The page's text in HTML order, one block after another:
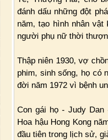
đánh dấu những đột
năm, tạo hình nhân
người phụ nữ thời
Thập niên 1930, vợ
phim, sinh sống, họ có
đời năm 1972 vì bệnh
Con gái họ - Judy
Hoa hậu Hong Kong
đầu tiên trong lịch sử,